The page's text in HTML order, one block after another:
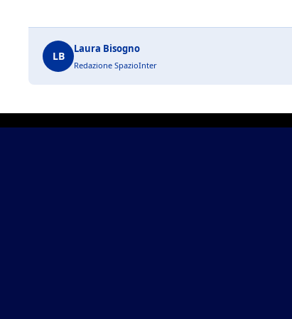
LB
Laura Bisogno
Redazione SpazioInter